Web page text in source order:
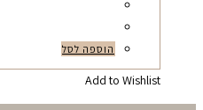
הוספה לסל
Add to Wishlist